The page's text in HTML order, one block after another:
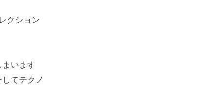
クション
います
てテクノ